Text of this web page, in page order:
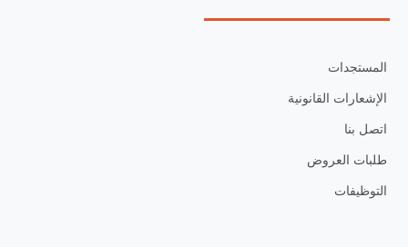
المستجدات
الإشعارات القانونية
اتصل بنا
طلبات العروض
التوظيفات